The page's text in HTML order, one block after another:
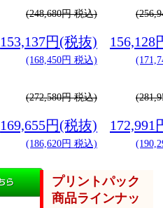
(248,680円 税込)
153,137円(税抜)
(168,450円 税込)
156,128
(272,580円 税込)
169,655円(税抜)
(186,620円 税込)
172,991
プリントパック
商品ラインナッ